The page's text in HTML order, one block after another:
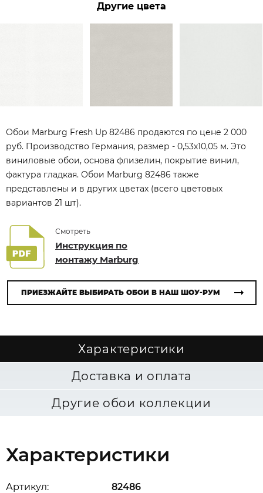
Другие цвета
Обои Marburg Fresh Up 82486 продаются по цене 2 000
руб. Производство Германия, размер - 0,53x10,05 м. Это
виниловые обои, основа флизелин, покрытие винил,
фактура гладкая. Обои Marburg 82486 также
представлены и в других цветах (всего цветовых
вариантов 21 шт).
Смотреть
Инструкция по
монтажу Marburg
ПРИЕЗЖАЙТЕ ВЫБИРАТЬ ОБОИ В НАШ ШОУ-РУМ
Характеристики
Доставка и оплата
Другие обои коллекции
Характеристики
Артикул: 82486